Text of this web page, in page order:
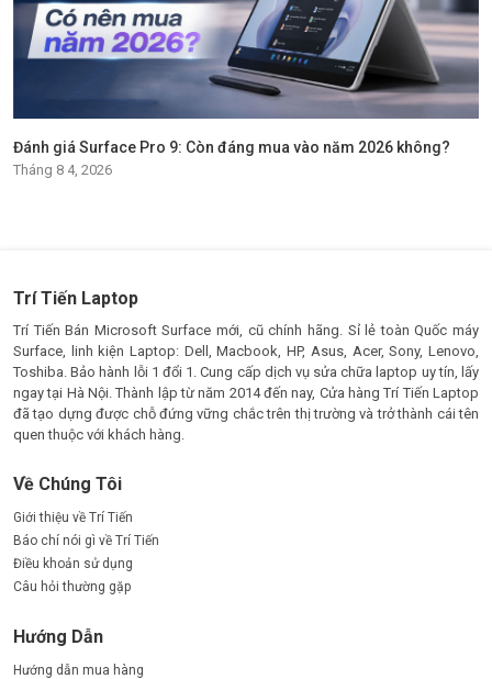
Đánh giá Surface Pro 9: Còn đáng mua vào năm 2026 không?
Tháng 8 4, 2026
Trí Tiến Laptop
Trí Tiến Bán Microsoft Surface mới, cũ chính hãng. Sỉ lẻ toàn Quốc máy
Surface, linh kiện Laptop: Dell, Macbook, HP, Asus, Acer, Sony, Lenovo,
Toshiba. Bảo hành lỗi 1 đổi 1. Cung cấp dịch vụ sửa chữa laptop uy tín, lấy
ngay tại Hà Nội. Thành lập từ năm 2014 đến nay, Cửa hàng Trí Tiến Laptop
đã tạo dựng được chỗ đứng vững chắc trên thị trường và trở thành cái tên
quen thuộc với khách hàng.
Về Chúng Tôi
Giới thiệu về Trí Tiến
Báo chí nói gì về Trí Tiến
Điều khoản sử dụng
Câu hỏi thường gặp
Hướng Dẫn
Hướng dẫn mua hàng